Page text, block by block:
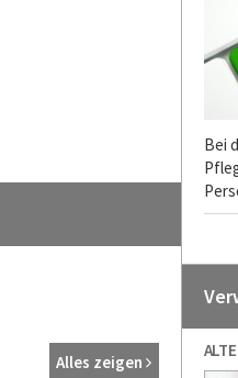
Alles zeigen
Bei